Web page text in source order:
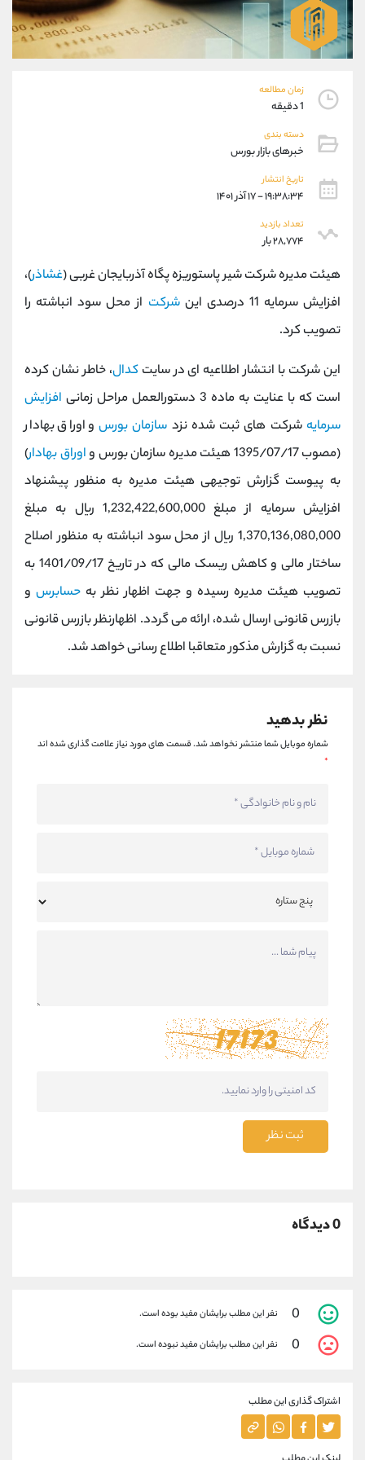
زمان مطالعه
1 دقیقه
دسته بندی
خبرهای بازار بورس
تاریخ انتشار
۱۹:۳۸:۳۴ - ۱۷ آذر ۱۴۰۱
تعداد بازدید
۲۸,۷۷۴ بار
هیئت مدیره شرکت شیر پاستوریزه پگاه آذربایجان غربی (غشاذر)،
افزایش سرمایه 11 درصدی این
شرکت از محل سود انباشته را
تصویب کرد.
این شرکت با انتشار اطلاعیه ای در سایتکدال، خاطر نشان کرده
است که با عنایت به ماده 3 دستورالعمل مراحل زمانی
افزایش
سرمایه شرکت های ثبت شده نزد سازمان بورس و اوراق بهادار
(مصوب 1395/07/17 هیئت مدیره سازمان بورس و
اوراق بهادار)
به پیوست گزارش توجیهی هیئت مدیره به منظور پیشنهاد
افزایش سرمایه از مبلغ 1,232,422,600,000 ریال به مبلغ
1,370,136,080,000 ریال از محل سود انباشته به منظور اصلاح
ساختار مالی و کاهش ريسک مالی که در تاریخ 1401/09/17 به
تصویب هیئت مدیره رسیده و جهت اظهار نظر به حسابرس و
بازرس قانونی ارسال شده، ارائه می گردد. اظهارنظر بازرس قانونی
نسبت به گزارش مذکور متعاقبا اطلاع رسانی خواهد شد.
نظر بدهید
شماره موبایل شما منتشر نخواهد شد.قسمت های مورد نیاز علامت گذاری شده اند
*
ثبت نظر
0 دیدگاه
0 نفر این مطلب برایشان مفید بوده است.
0 نفر این مطلب برایشان مفید نبوده است.
اشتراک گذاری این مطلب
09304891085
واتساپ شروع گفتگو
تلگرام @Armteam_admin_103
پشتیبان فروش
موبایل
واتساپ
تلگرام
داخلی
اطلاعات تماس (دفتر فروش)
تلفن 021-22021030
بدون پیش شماره 90001030
اینستاگرام
کانال بله @alirezamehrabi_official